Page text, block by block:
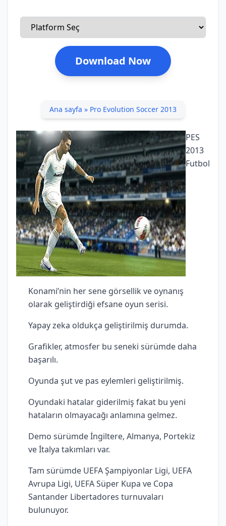
Download Now
Ana sayfa » Pro Evolution Soccer 2013
PES
2013
Futbol
Konami’nin her sene görsellik ve oynanış
olarak geliştirdiği efsane oyun serisi.
Yapay zeka oldukça geliştirilmiş durumda.
Grafikler, atmosfer bu seneki sürümde daha
başarılı.
Oyunda şut ve pas eylemleri geliştirilmiş.
Oyundaki hatalar giderilmiş fakat bu yeni
hataların olmayacağı anlamına gelmez.
Demo sürümde İngiltere, Almanya, Portekiz
ve İtalya takımları var.
Tam sürümde UEFA Şampiyonlar Ligi, UEFA
Avrupa Ligi, UEFA Süper Kupa ve Copa
Santander Libertadores turnuvaları
bulunuyor.